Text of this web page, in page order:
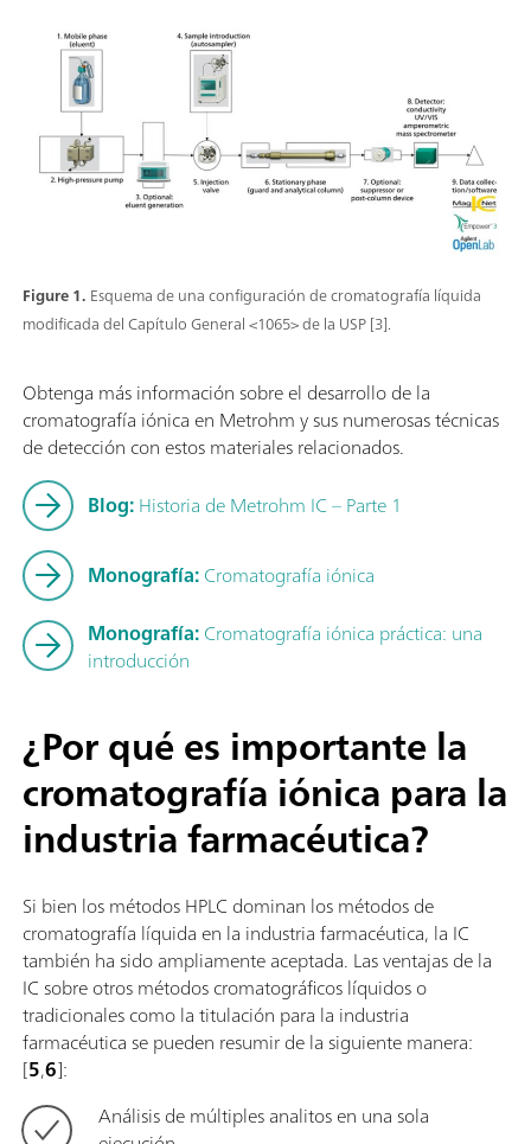
Figure 1. Esquema de una configuración de cromatografía líquida
modificada del Capítulo General <1065> de la USP [3].
Obtenga más información sobre el desarrollo de la
cromatografía iónica en Metrohm y sus numerosas técnicas
de detección con estos materiales relacionados.
Blog:Historia de Metrohm IC – Parte 1
Monografía:Cromatografía iónica
Monografía:Cromatografía iónica práctica: una
introducción
¿Por qué es importante la
cromatografía iónica para la
industria farmacéutica?
Si bien los métodos HPLC dominan los métodos de
cromatografía líquida en la industria farmacéutica, la IC
también ha sido ampliamente aceptada. Las ventajas de la
IC sobre otros métodos cromatográficos líquidos o
tradicionales como la titulación para la industria
farmacéutica se pueden resumir de la siguiente manera:
[5,6]:
Análisis de múltiples analitos en una sola